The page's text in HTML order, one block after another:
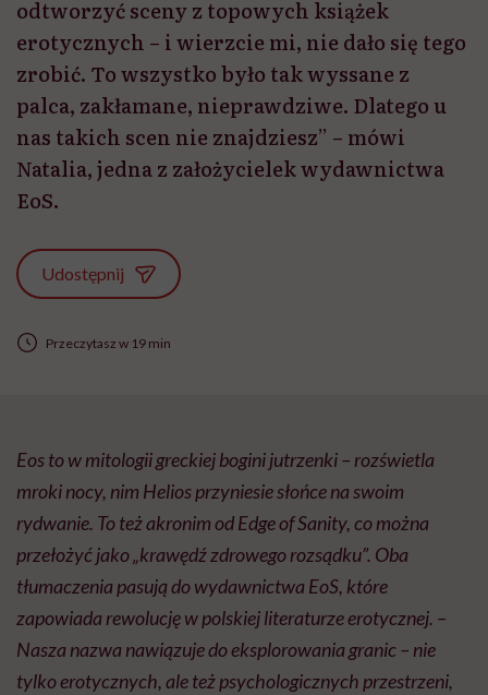
odtworzyć sceny z topowych książek
erotycznych – i wierzcie mi, nie dało się tego
zrobić. To wszystko było tak wyssane z
palca, zakłamane, nieprawdziwe. Dlatego u
nas takich scen nie znajdziesz” – mówi
Natalia, jedna z założycielek wydawnictwa
EoS.
Udostępnij
Przeczytasz w 19 min
Eos to w mitologii greckiej bogini jutrzenki – rozświetla
mroki nocy, nim Helios przyniesie słońce na swoim
rydwanie. To też akronim od Edge of Sanity, co można
przełożyć jako „krawędź zdrowego rozsądku”. Oba
tłumaczenia pasują do wydawnictwa EoS, które
zapowiada rewolucję w polskiej literaturze erotycznej. –
Nasza nazwa nawiązuje do eksplorowania granic – nie
tylko erotycznych, ale też psychologicznych przestrzeni,